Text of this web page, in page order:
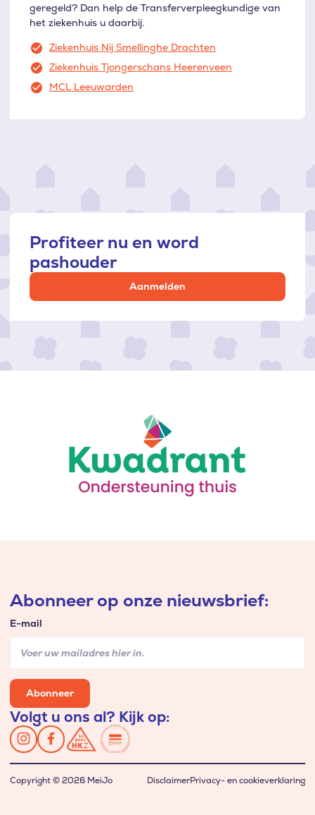
geregeld? Dan help de Transferverpleegkundige van
het ziekenhuis u daarbij.
Ziekenhuis Nij Smellinghe Drachten
Ziekenhuis Tjongerschans Heerenveen
MCL Leeuwarden
Profiteer nu en word
pashouder
Aanmelden
Abonneer op onze nieuwsbrief:
E-mail
Abonneer
Volgt u ons al? Kijk op:
Copyright © 2026 MeiJo DisclaimerPrivacy- en cookieverklaring